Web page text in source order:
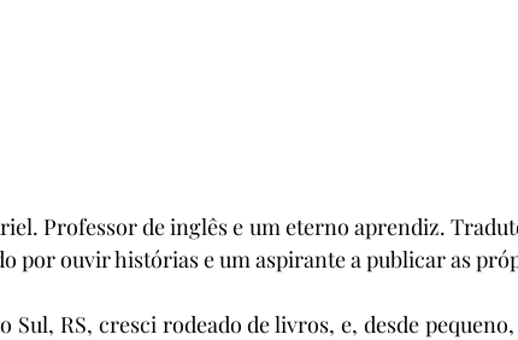
Professor de inglês e um eterno aprendiz.
por ouvir histórias e um aspirante a publicar as
Sul, RS, cresci rodeado de livros, e, desde